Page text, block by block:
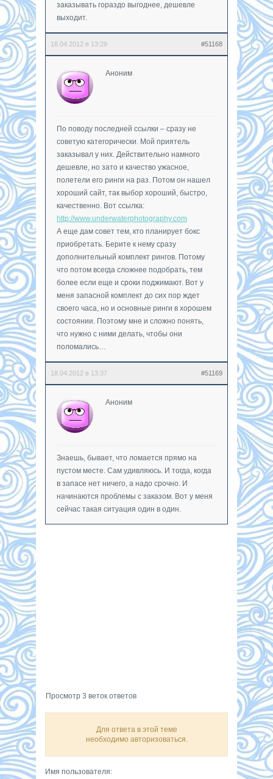
заказывать гораздо выгоднее, дешевле
выходит.
18.04.2012 в 13:29 #51168
Аноним
По поводу последней ссылки – сразу не
советую категорически. Мой приятель
заказывал у них. Действительно намного
дешевле, но зато и качество ужасное,
полетели его ринги на раз. Потом он нашел
хороший сайт, так выбор хороший, быстро,
качественно. Вот ссылка:
http://www.underwaterphotography.com
А еще дам совет тем, кто планирует бокс
приобретать. Берите к нему сразу
дополнительный комплект рингов. Потому
что потом всегда сложнее подобрать, тем
более если еще и сроки поджимают. Вот у
меня запасной комплект до сих пор ждет
своего часа, но и основные ринги в хорошем
состоянии. Поэтому мне и сложно понять,
что нужно с ними делать, чтобы они
поломались…
18.04.2012 в 13:37 #51169
Аноним
Знаешь, бывает, что ломается прямо на
пустом месте. Сам удивляюсь. И тогда, когда
в запасе нет ничего, а надо срочно. И
начинаются проблемы с заказом. Вот у меня
сейчас такая ситуация один в один.
Просмотр 3 веток ответов
Для ответа в этой теме
необходимо авторизоваться.
Имя пользователя: